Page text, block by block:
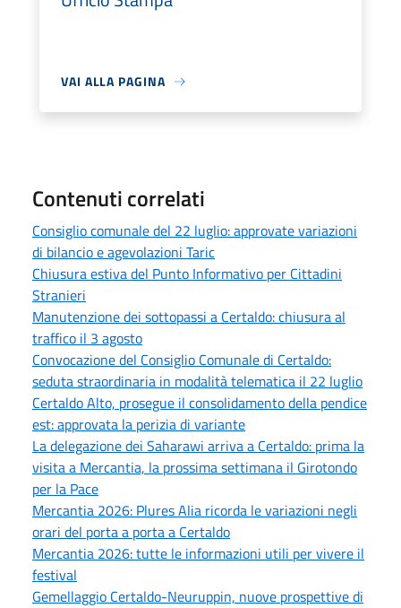
VAI ALLA PAGINA
Contenuti correlati
Consiglio comunale del 22 luglio: approvate variazioni
di bilancio e agevolazioni Taric
Chiusura estiva del Punto Informativo per Cittadini
Stranieri
Manutenzione dei sottopassi a Certaldo: chiusura al
traffico il 3 agosto
Convocazione del Consiglio Comunale di Certaldo:
seduta straordinaria in modalità telematica il 22 luglio
Certaldo Alto, prosegue il consolidamento della pendice
est: approvata la perizia di variante
La delegazione dei Saharawi arriva a Certaldo: prima la
visita a Mercantia, la prossima settimana il Girotondo
per la Pace
Mercantia 2026: Plures Alia ricorda le variazioni negli
orari del porta a porta a Certaldo
Mercantia 2026: tutte le informazioni utili per vivere il
festival
Gemellaggio Certaldo-Neuruppin, nuove prospettive di